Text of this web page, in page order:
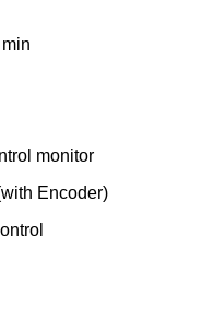
monitor
Encoder)